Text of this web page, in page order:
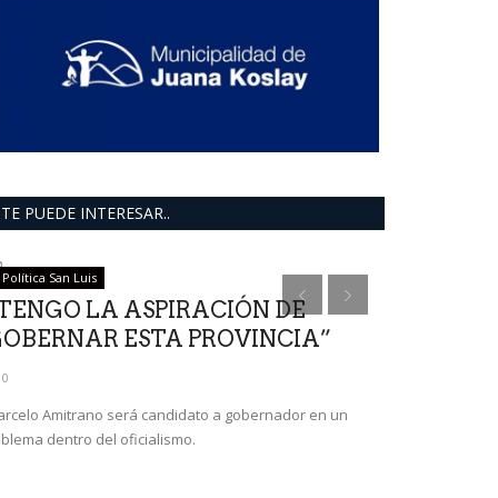
TE PUEDE INTERESAR..
Política San Luis
LA ASPIRACIÓN DE
ESTA PROVINCIA”
0
Amitrano será candidato a gobernador en un
dentro del oficialismo.